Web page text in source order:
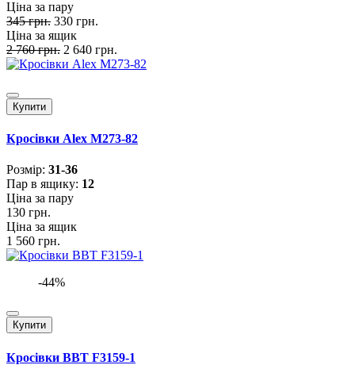
Ціна за пару
345 грн. 330 грн.
Ціна за ящик
2 760 грн. 2 640 грн.
Купити
Кросівки Alex M273-82
Розмiр: 31-36
Пар в ящику: 12
Ціна за пару
130 грн.
Ціна за ящик
1 560 грн.
-44%
Купити
Кросівки BBT F3159-1